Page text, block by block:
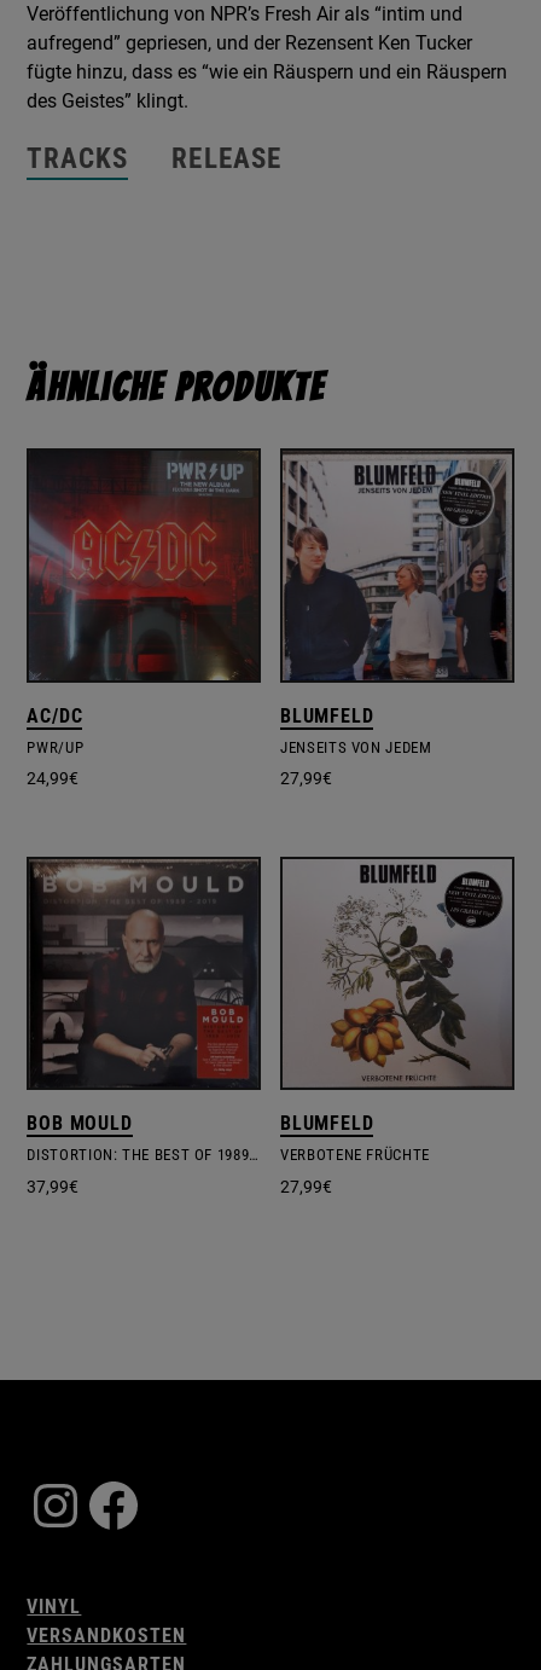
Veröffentlichung von NPR’s Fresh Air als “intim und
aufregend” gepriesen, und der Rezensent Ken Tucker
fügte hinzu, dass es “wie ein Räuspern und ein Räuspern
des Geistes” klingt.
TRACKS RELEASE
Ähnliche Produkte
AC/DC
PWR/UP
24,99€
BLUMFELD
JENSEITS VON JEDEM
27,99€
BOB MOULD
DISTORTION: THE BEST OF 1989 – 2019
37,99€
BLUMFELD
VERBOTENE FRÜCHTE
27,99€
Instagram
Facebook
VINYL
VERSANDKOSTEN
ZAHLUNGSARTEN